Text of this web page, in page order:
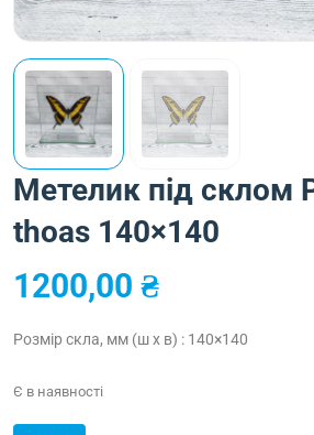
Метелик під склом
thoas 140×140
1200,00 ₴
Розмір скла, мм (ш х в) : 140×140
Є в наявності